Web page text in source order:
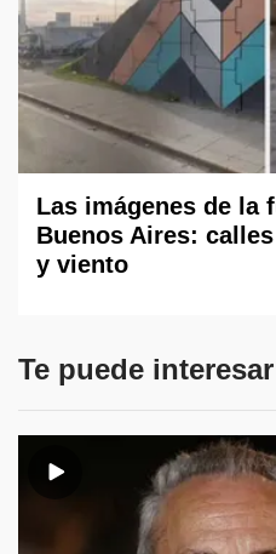
Las imágenes de la
Buenos Aires:
y viento
Te puede interesar